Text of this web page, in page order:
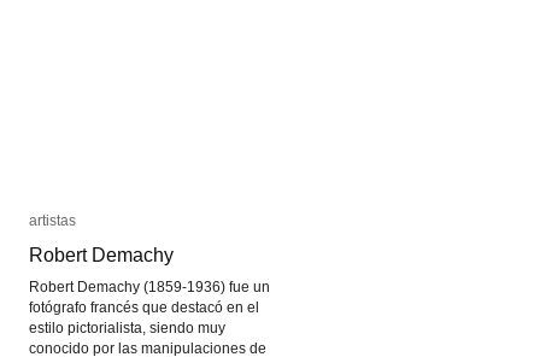
artistas
Robert Demachy
Robert Demachy (1859-1936) fue un
fotógrafo francés que destacó en el
estilo pictorialista, siendo muy
conocido por las manipulaciones de
artistas
Robert Demachy